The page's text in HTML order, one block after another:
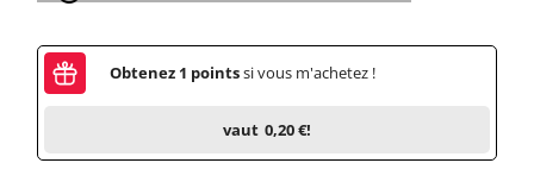
Obtenez 1 pointssi vous m'achetez !
vaut 0,20 €!